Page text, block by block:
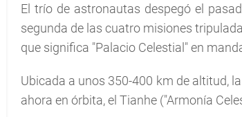
El trío de astronautas despegó el
segunda de las cuatro misiones
que significa "Palacio Celestial" en
Ubicada a unos 350-400 km de altitud,
ahora en órbita, el Tianhe ("Armonía